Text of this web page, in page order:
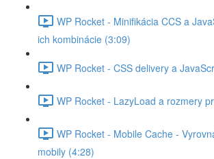
WP Rocket - Minifikácia CCS a
ich kombinácie (3:09)
WP Rocket - CSS delivery a
WP Rocket - LazyLoad a rozmery
WP Rocket - Mobile Cache -
mobily (4:28)